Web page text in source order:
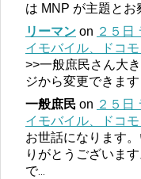
は MNP が主題と
リーマン on ２５日
イモバイル、ドコ
>>一般庶民さん大
ジから変更できます
一般庶民 on ２５日
イモバイル、ドコ
お世話になります
りがとうございま
で...